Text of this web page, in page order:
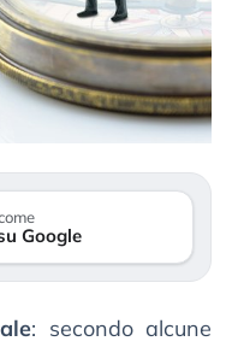
Google
: secondo alcune